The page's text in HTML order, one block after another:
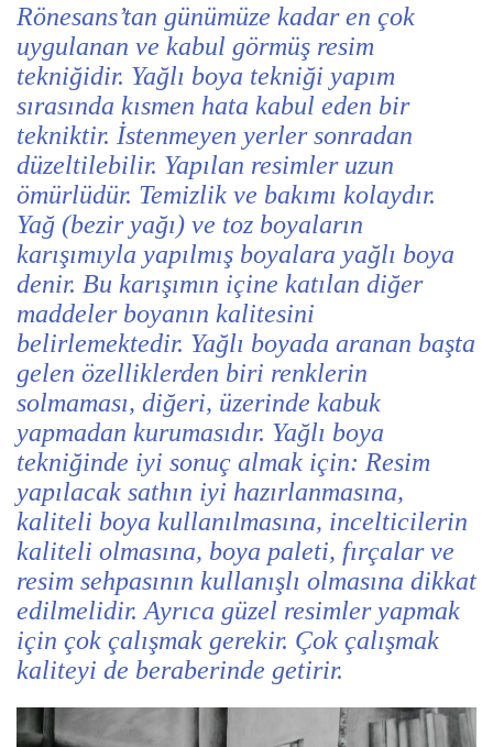
Rönesans’tan günümüze kadar en çok
uygulanan ve kabul görmüş resim
tekniğidir. Yağlı boya tekniği yapım
sırasında kısmen hata kabul eden bir
tekniktir. İstenmeyen yerler sonradan
düzeltilebilir. Yapılan resimler uzun
ömürlüdür. Temizlik ve bakımı kolaydır.
Yağ (bezir yağı) ve toz boyaların
karışımıyla yapılmış boyalara yağlı boya
denir. Bu karışımın içine katılan diğer
maddeler boyanın kalitesini
belirlemektedir. Yağlı boyada aranan başta
gelen özelliklerden biri renklerin
solmaması, diğeri, üzerinde kabuk
yapmadan kurumasıdır. Yağlı boya
tekniğinde iyi sonuç almak için: Resim
yapılacak sathın iyi hazırlanmasına,
kaliteli boya kullanılmasına, incelticilerin
kaliteli olmasına, boya paleti, fırçalar ve
resim sehpasının kullanışlı olmasına dikkat
edilmelidir. Ayrıca güzel resimler yapmak
için çok çalışmak gerekir. Çok çalışmak
kaliteyi de beraberinde getirir.